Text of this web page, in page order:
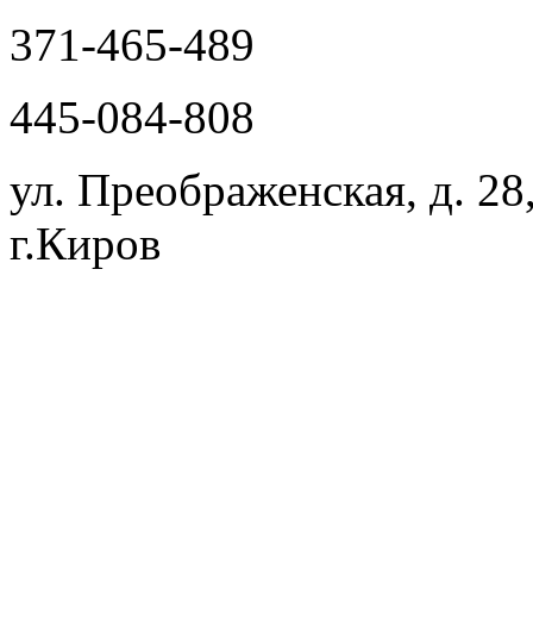
371-465-489
445-084-808
ул. Преображенская, д.
г.Киров